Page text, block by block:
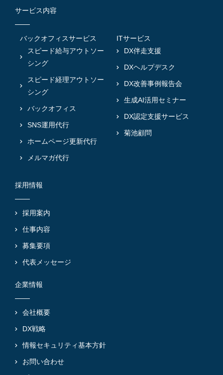
サービス内容
バックオフィスサービス
スピード給与アウトソー
シング
スピード経理アウトソー
シング
バックオフィス
SNS運用代行
ホームページ更新代行
メルマガ代行
ITサービス
DX伴走支援
DXヘルプデスク
DX改善事例報告会
生成AI活用セミナー
DX認定支援サービス
菊池顧問
採用情報
採用案内
仕事内容
募集要項
代表メッセージ
企業情報
会社概要
DX戦略
情報セキュリティ基本方針
お問い合わせ